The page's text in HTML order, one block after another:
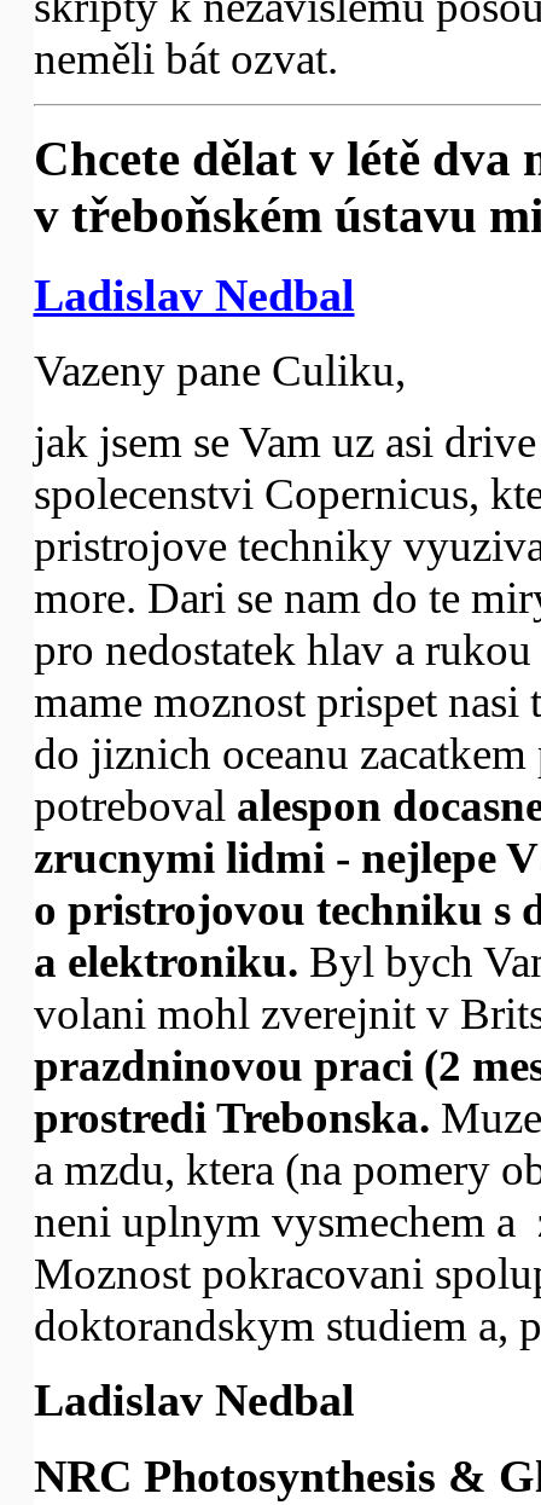
neměli bát ozvat.
Chcete dělat v létě dva
v třeboňském ústavu
Ladislav Nedbal
Vazeny pane Culiku,
jak jsem se Vam uz asi
spolecenstvi Copernicus,
pristrojove techniky
more. Dari se nam do te
pro nedostatek hlav a
mame moznost prispet
do jiznich oceanu
potreboval alespon
zrucnymi lidmi - nejlepe
o pristrojovou techniku s
a elektroniku. Byl bych
volani mohl zverejnit v
prazdninovou praci (2
prostredi Trebonska.
a mzdu, ktera (na pomery
neni uplnym vysmechem a
Moznost pokracovani
doktorandskym studiem a,
Ladislav Nedbal
NRC Photosynthesis &